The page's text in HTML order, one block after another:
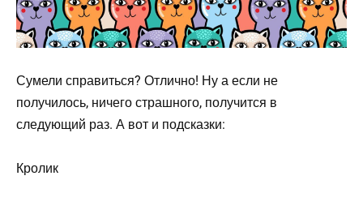
Сумели справиться? Отлично! Ну а если не
получилось, ничего страшного, получится в
следующий раз. А вот и подсказки:
Кролик